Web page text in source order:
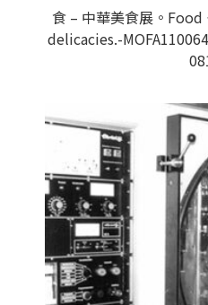
食 – 中華美食展。
delicacies.-